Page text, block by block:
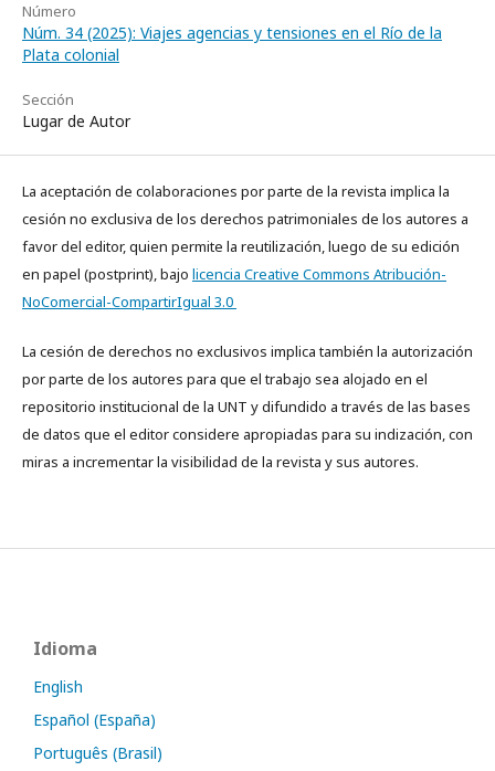
Número
Núm. 34 (2025): Viajes agencias y tensiones en el Río de la
Plata colonial
Sección
Lugar de Autor
La aceptación de colaboraciones por parte de la revista implica la
cesión no exclusiva de los derechos patrimoniales de los autores a
favor del editor, quien permite la reutilización, luego de su edición
en papel (postprint), bajo licencia Creative Commons Atribución-
NoComercial-CompartirIgual 3.0
La cesión de derechos no exclusivos implica también la autorización
por parte de los autores para que el trabajo sea alojado en el
repositorio institucional de la UNT y difundido a través de las bases
de datos que el editor considere apropiadas para su indización, con
miras a incrementar la visibilidad de la revista y sus autores.
Idioma
English
Español (España)
Português (Brasil)